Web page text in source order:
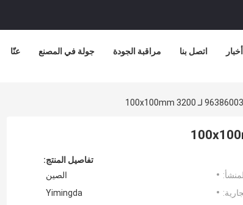
عنّا جولة في المصنع مراقبة الجودة اتصل بنا أخبار
تفاصيل المنتج:
الصين
Yimingda